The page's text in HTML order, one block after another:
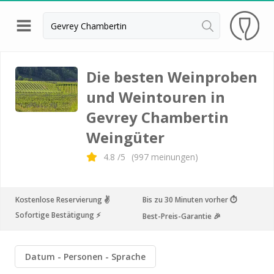
Zurück
Weingüter & Weinprobe Beaune
Weingüter & Weinprobe Chablis
Weingüter & Weinprobe Dijon
Weingüter & Weinprobe Meursault
Weingüter & Weinprobe Nuits Saint Georges
Weingüter & Weinprobe Gevrey Chambertin
Weingüter & Weinprobe Bordeaux
Die besten Weinproben
und Weintouren in
Gevrey Chambertin
Weingüter
4.8 /5 (997 meinungen)
Kostenlose Reservierung ✌️
Bis zu 30 Minuten vorher ⏱
Sofortige Bestätigung ⚡️
Best-Preis-Garantie 🎉
Datum Personen Sprache